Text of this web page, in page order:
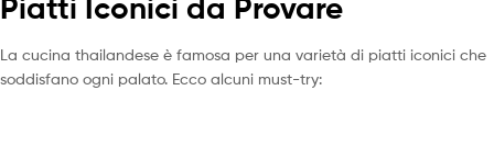
Piatti Iconici da Provare
La cucina thailandese è famosa per una varietà di piatti iconici che
soddisfano ogni palato. Ecco alcuni must-try: